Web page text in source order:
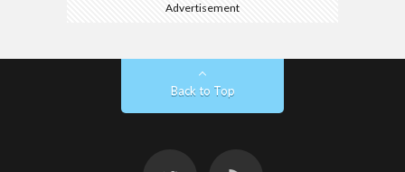
Advertisement
Back to Top